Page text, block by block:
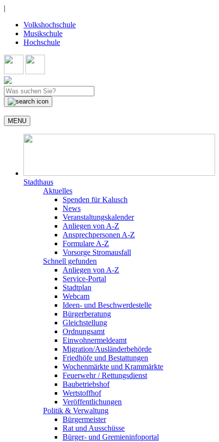
|
Volkshochschule
Musikschule
Hochschule
MENU
Stadthaus
Aktuelles
Spenden für Kalusch
News
Veranstaltungskalender
Anliegen von A-Z
Ansprechpersonen A-Z
Formulare A-Z
Vorsorge Stromausfall
Schnell gefunden
Anliegen von A-Z
Service-Portal
Stadtplan
Webcam
Ideen- und Beschwerdestelle
Bürgerberatung
Gleichstellung
Ordnungsamt
Einwohnermeldeamt
Migration/Ausländerbehörde
Friedhöfe und Bestattungen
Wochenmärkte und Krammärkte
Feuerwehr / Rettungsdienst
Baubetriebshof
Wertstoffhof
Veröffentlichungen
Politik & Verwaltung
Bürgermeister
Rat und Ausschüsse
Bürger- und Gremieninfoportal